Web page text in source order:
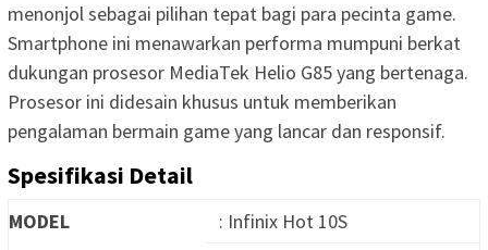
menonjol sebagai pilihan tepat bagi para pecinta game.
Smartphone ini menawarkan performa mumpuni berkat
dukungan prosesor MediaTek Helio G85 yang bertenaga.
Prosesor ini didesain khusus untuk memberikan
pengalaman bermain game yang lancar dan responsif.
Spesifikasi Detail
MODEL
: Infinix Hot 10S